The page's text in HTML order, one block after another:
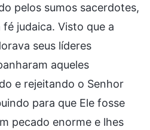
pelos sumos sacerdotes,
judaica. Visto que a
seus líderes
aqueles
e rejeitando o Senhor
para que Ele fosse
pecado enorme e lhes